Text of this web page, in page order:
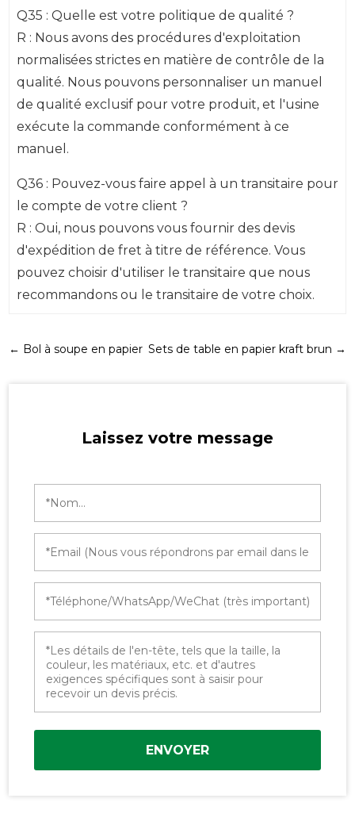
Q35 : Quelle est votre politique de qualité ?
R : Nous avons des procédures d'exploitation
normalisées strictes en matière de contrôle de la
qualité. Nous pouvons personnaliser un manuel
de qualité exclusif pour votre produit, et l'usine
exécute la commande conformément à ce
manuel.
Q36 : Pouvez-vous faire appel à un transitaire pour
le compte de votre client ?
R : Oui, nous pouvons vous fournir des devis
d'expédition de fret à titre de référence. Vous
pouvez choisir d'utiliser le transitaire que nous
recommandons ou le transitaire de votre choix.
← Bol à soupe en papier Sets de table en papier kraft brun →
Laissez votre message
ENVOYER